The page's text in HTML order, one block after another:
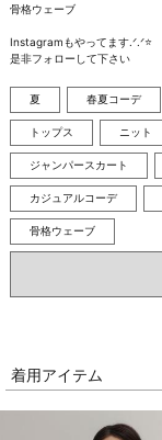
骨格ウェーブ
Instagramもやってます.ᐟ.ᐟ⭐️
是非フォローして下さい
夏 春夏コーデ
トップス ニット
ジャンパースカート
カジュアルコーデ
骨格ウェーブ
着用アイテム